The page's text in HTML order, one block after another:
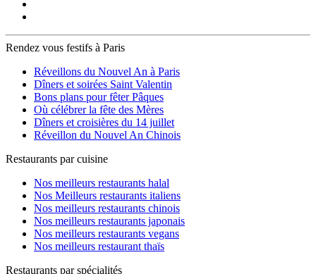
Rendez vous festifs à Paris
Réveillons du Nouvel An à Paris
Dîners et soirées Saint Valentin
Bons plans pour fêter Pâques
Où célébrer la fête des Mères
Dîners et croisières du 14 juillet
Réveillon du Nouvel An Chinois
Restaurants par cuisine
Nos meilleurs restaurants halal
Nos Meilleurs restaurants italiens
Nos meilleurs restaurants chinois
Nos meilleurs restaurants japonais
Nos meilleurs restaurants vegans
Nos meilleurs restaurant thaïs
Restaurants par spécialités